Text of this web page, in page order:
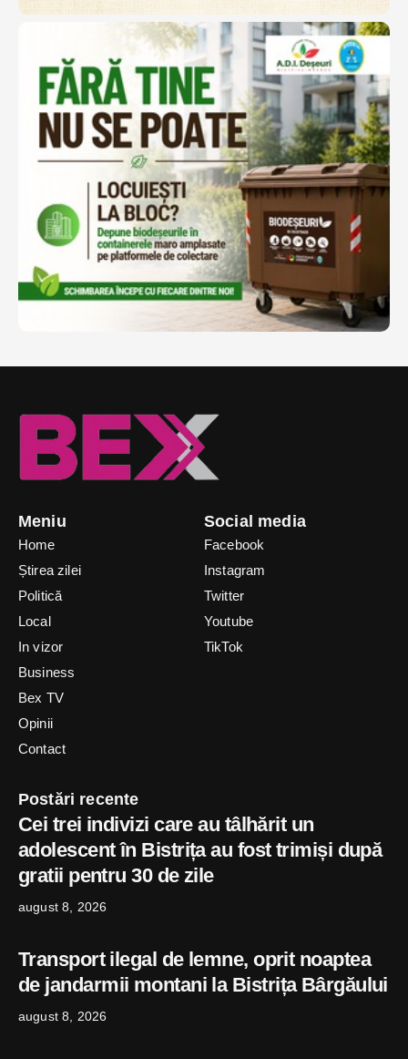
Meniu
Home
Știrea zilei
Politică
Local
In vizor
Business
Bex TV
Opinii
Contact
Social media
Facebook
Instagram
Twitter
Youtube
TikTok
Postări recente
Cei trei indivizi care au tâlhărit un
adolescent în Bistrița au fost trimiși după
gratii pentru 30 de zile
august 8, 2026
Transport ilegal de lemne, oprit noaptea
de jandarmii montani la Bistrița Bârgăului
august 8, 2026